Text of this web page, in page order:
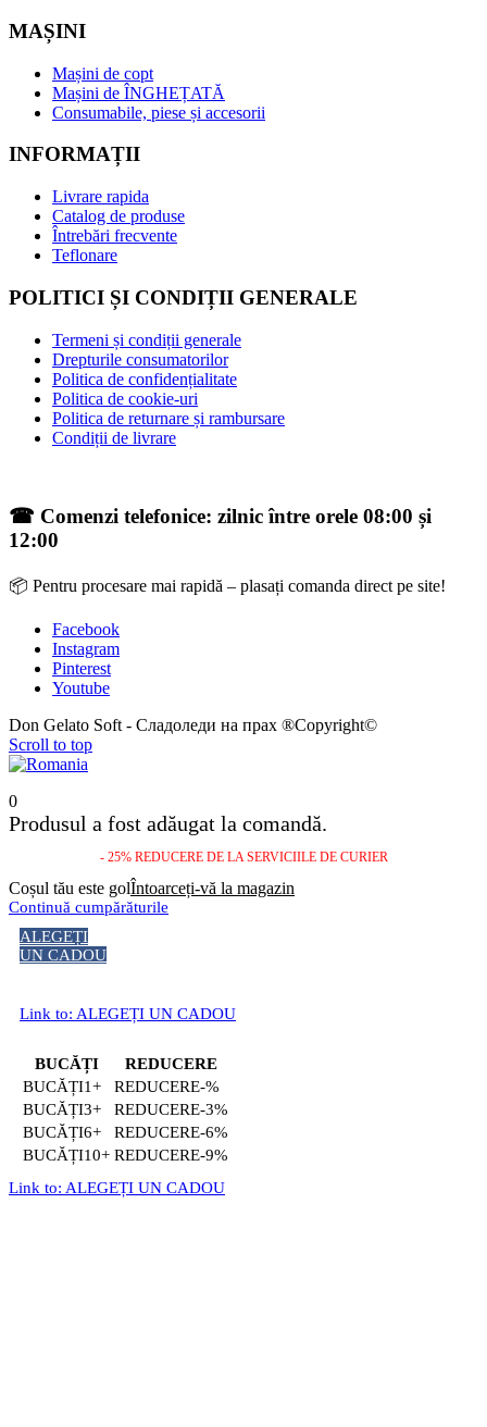
MAȘINI
Mașini de copt
Mașini de ÎNGHEȚATĂ
Consumabile, piese și accesorii
INFORMAȚII
Livrare rapida
Catalog de produse
Întrebări frecvente
Teflonare
POLITICI ȘI CONDIȚII GENERALE
Termeni și condiții generale
Drepturile consumatorilor
Politica de confidențialitate
Politica de cookie-uri
Politica de returnare și rambursare
Condiții de livrare
☎ Comenzi telefonice: zilnic între orele 08:00 și
12:00
📦 Pentru procesare mai rapidă – plasați comanda direct pe site!
Facebook
Instagram
Pinterest
Youtube
Don Gelato Soft - Сладоледи на прах ®Copyright©
Scroll to top
0
Produsul a fost adăugat la comandă.
- 25% REDUCERE DE LA SERVICIILE DE CURIER
Coșul tău este golÎntoarceți-vă la magazin
Continuă cumpărăturile
ALEGEȚI
UN CADOU
Link to: ALEGEȚI UN CADOU
BUCĂȚI
REDUCERE
1+
-%
3+
-3%
6+
-6%
10+
-9%
Link to: ALEGEȚI UN CADOU